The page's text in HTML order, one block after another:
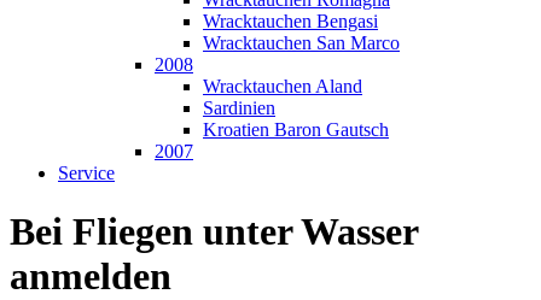
Wracktauchen Bengasi
Wracktauchen San Marco
2008
Wracktauchen Aland
Sardinien
Kroatien Baron Gautsch
2007
Service
Bei Fliegen unter Wasser
anmelden